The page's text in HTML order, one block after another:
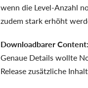
wenn die Level-Anzahl
zudem stark erhöht
Downloadbarer Content:
Genaue Details wollte
Release zusätzliche